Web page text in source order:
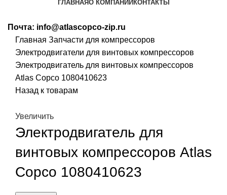
ГЛАВНАЯО КОМПАНИИ КОНТАКТЫ
Почта: info@atlascopco-zip.ru
Главная Запчасти для компрессоров
Электродвигатели для винтовых компрессоров
Электродвигатель для винтовых компрессоров
Atlas Copco 1080410623
Назад к товарам
Увеличить
Электродвигатель для
винтовых компрессоров Atlas
Copco 1080410623